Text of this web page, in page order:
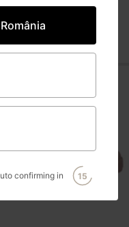
lei
255 lei
confirming in 14